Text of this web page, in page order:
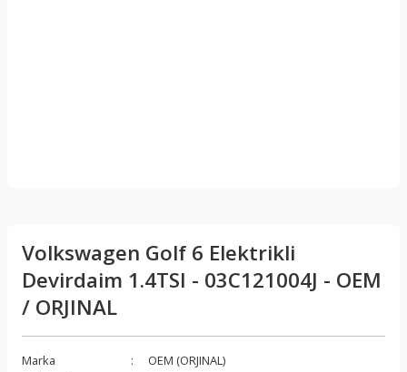
Volkswagen Golf 6 Elektrikli
Devirdaim 1.4TSI - 03C121004J - OEM
/ ORJINAL
Marka
OEM (ORJINAL)